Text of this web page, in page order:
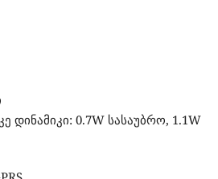
დინამიკი: 0.7W სასაუბრო, 1.1W